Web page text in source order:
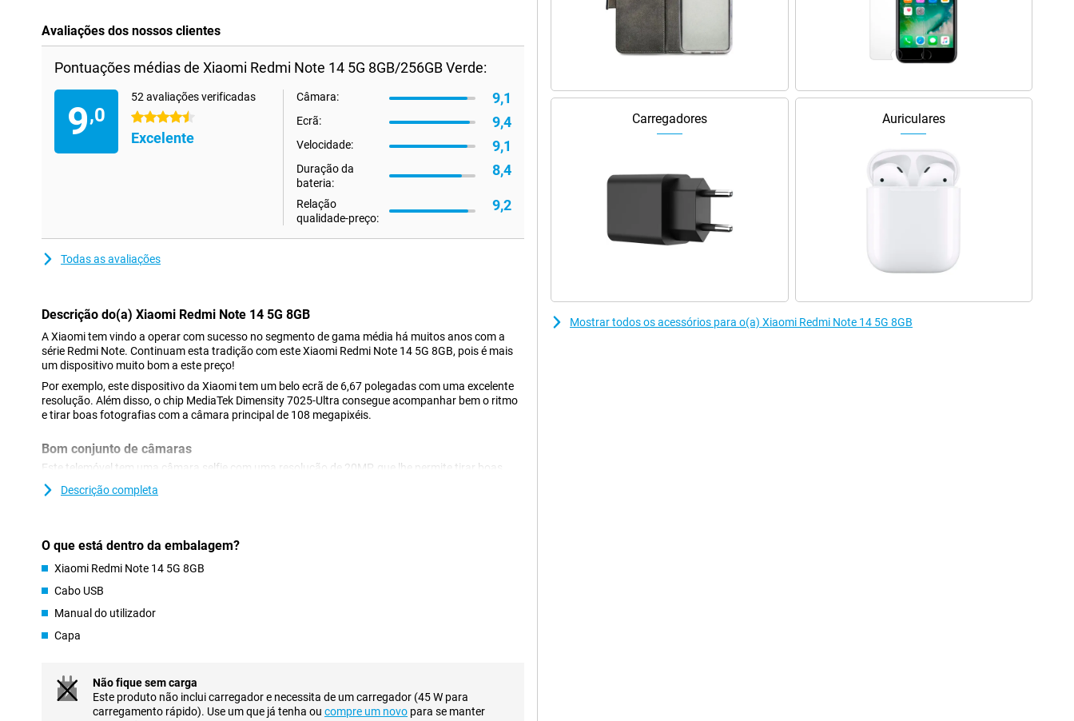
Avaliações dos nossos clientes
Pontuações médias de Xiaomi Redmi Note 14 5G 8GB/256GB Verde:
9,0
52 avaliações verificadas
4.5 estrelas
Excelente
Câmara: 9,1
Ecrã: 9,4
Velocidade: 9,1
Duração da
bateria:
8,4
Relação
qualidade-preço:
9,2
Todas as avaliações
Descrição do(a) Xiaomi Redmi Note 14 5G 8GB
A Xiaomi tem vindo a operar com sucesso no segmento de gama média há muitos anos com a
série Redmi Note. Continuam esta tradição com este Xiaomi Redmi Note 14 5G 8GB, pois é mais
um dispositivo muito bom a este preço!
Por exemplo, este dispositivo da Xiaomi tem um belo ecrã de 6,67 polegadas com uma excelente
resolução. Além disso, o chip MediaTek Dimensity 7025-Ultra consegue acompanhar bem o ritmo
e tirar boas fotografias com a câmara principal de 108 megapixéis.
Bom conjunto de câmaras
Este telemóvel tem uma câmara selfie com uma resolução de 20MP, que lhe permite tirar boas
selfies. Tem também um total de três lentes de câmara na parte de trás. A lente principal tem uma
resolução de 108 megapixéis, o que significa que tira boas fotografias. Esta câmara é utilizada
megapixéis. Graças a estas objectivas, também pode tirar fotografias de um ângulo mais amplo
ou fotografias que captam muitos detalhes.
Para tornar as suas fotografias ainda mais bonitas, este dispositivo vem com algumas
funcionalidades úteis de IA. Por exemplo, o AI Sky facilita o ajuste do fundo de uma fotografia.
Ecrã bonito
este Xiaomi Redmi Note 14 5G tem uma taxa de atualização de 120Hz, fazendo com que as
imagens e animações pareçam suaves. O pico de brilho de 2.100 nits também é completamente
bom. Com isto, pode simplesmente ler o seu ecrã mesmo sob luz solar intensa.
Descrição completa
O que está dentro da embalagem?
Xiaomi Redmi Note 14 5G 8GB
Cabo USB
Manual do utilizador
Capa
Não fique sem carga
Este produto não inclui carregador e necessita de um carregador (45 W para
carregamento rápido). Use um que já tenha ou compre um novo para se manter
Carregadores Auriculares
Mostrar todos os acessórios para o(a) Xiaomi Redmi Note 14 5G 8GB